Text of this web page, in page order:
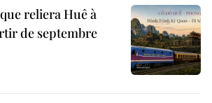
reliera Huê à
de septembre